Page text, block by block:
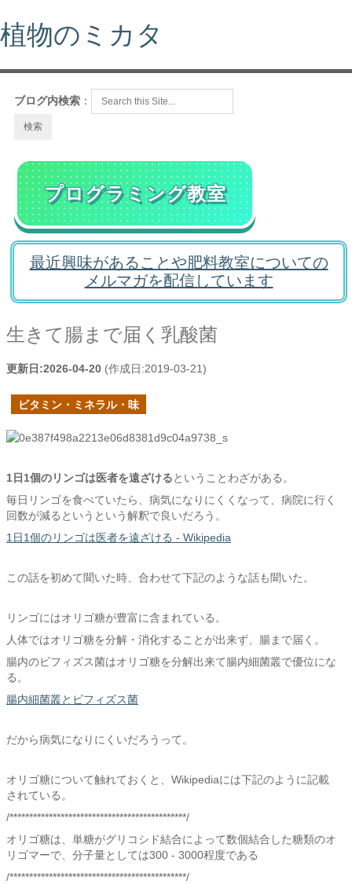
植物のミカタ
ブログ内検索 ：
プログラミング教室
最近興味があることや肥料教室についての
メルマガを配信しています
生きて腸まで届く乳酸菌
更新日:2026-04-20 (作成日:2019-03-21)
ビタミン・ミネラル・味
1日1個のリンゴは医者を遠ざけるということわざがある。
毎日リンゴを食べていたら、病気になりにくくなって、病院に行く
回数が減るというという解釈で良いだろう。
1日1個のリンゴは医者を遠ざける - Wikipedia
この話を初めて聞いた時、合わせて下記のような話も聞いた。
リンゴにはオリゴ糖が豊富に含まれている。
人体ではオリゴ糖を分解・消化することが出来ず、腸まで届く。
腸内のビフィズス菌はオリゴ糖を分解出来て腸内細菌叢で優位にな
る。
腸内細菌叢とビフィズス菌
だから病気になりにくいだろうって。
オリゴ糖について触れておくと、Wikipediaには下記のように記載
されている。
/*********************************************/
オリゴ糖は、単糖がグリコシド結合によって数個結合した糖類のオ
リゴマーで、分子量としては300 - 3000程度である
/*********************************************/